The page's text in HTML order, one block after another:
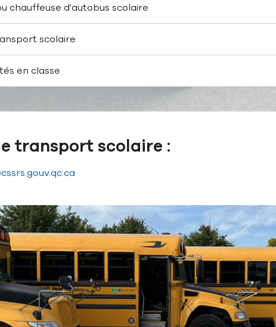
chauffeuse d'autobus scolaire
scolaire
en classe
transport scolaire :